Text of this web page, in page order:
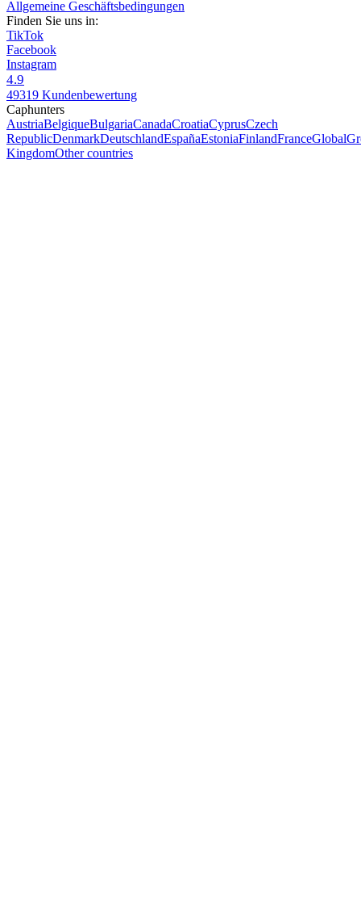
Allgemeine Geschäftsbedingungen
Finden Sie uns in:
TikTok
Facebook
Instagram
4.9
49319 Kundenbewertung
Caphunters
AustriaBelgiqueBulgariaCanadaCroatiaCyprusCzech
RepublicDenmarkDeutschlandEspañaEstoniaFinlandFranceGlobal
KingdomOther countries